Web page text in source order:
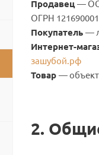
Продавец—
ОГРН
Покупатель —
Интернет-
зашубой.рф
Товар — объект
2.